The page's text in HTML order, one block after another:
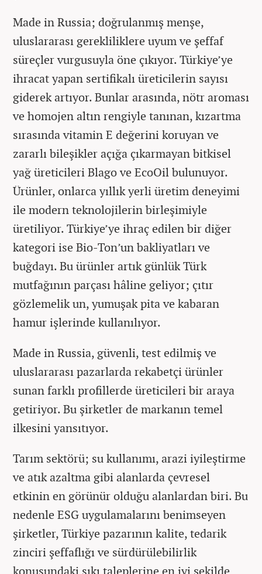
Made in Russia; doğrulanmış menşe,
uluslararası gerekliliklere uyum ve şeffaf
süreçler vurgusuyla öne çıkıyor. Türkiye’ye
ihracat yapan sertifikalı üreticilerin sayısı
giderek artıyor. Bunlar arasında, nötr aroması
ve homojen altın rengiyle tanınan, kızartma
sırasında vitamin E değerini koruyan ve
zararlı bileşikler açığa çıkarmayan bitkisel
yağ üreticileri Blago ve EcoOil bulunuyor.
Ürünler, onlarca yıllık yerli üretim deneyimi
ile modern teknolojilerin birleşimiyle
üretiliyor. Türkiye’ye ihraç edilen bir diğer
kategori ise Bio-Ton’un bakliyatları ve
buğdayı. Bu ürünler artık günlük Türk
mutfağının parçası hâline geliyor; çıtır
gözlemelik un, yumuşak pita ve kabaran
hamur işlerinde kullanılıyor.
Made in Russia, güvenli, test edilmiş ve
uluslararası pazarlarda rekabetçi ürünler
sunan farklı profillerde üreticileri bir araya
getiriyor. Bu şirketler de markanın temel
ilkesini yansıtıyor.
Tarım sektörü; su kullanımı, arazi iyileştirme
ve atık azaltma gibi alanlarda çevresel
etkinin en görünür olduğu alanlardan biri. Bu
nedenle ESG uygulamalarını benimseyen
şirketler, Türkiye pazarının kalite, tedarik
zinciri şeffaflığı ve sürdürülebilirlik
konusundaki sıkı taleplerine en iyi şekilde